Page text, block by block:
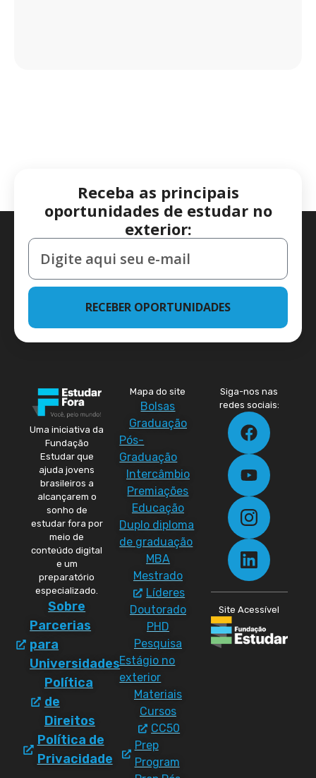
Receba as principais
oportunidades de estudar no
exterior:
RECEBER OPORTUNIDADES
Uma iniciativa da
Fundação
Estudar que
ajuda jovens
brasileiros a
alcançarem o
sonho de
estudar fora por
meio de
conteúdo digital
e um
preparatório
especializado.
Sobre
Parcerias
para
Universidades
Política
de
Direitos
Política de
Privacidade
Mapa do site
Bolsas
Graduação
Pós-
Graduação
Intercâmbio
Premiações
Educação
Duplo diploma
de graduação
MBA
Mestrado
Líderes
Doutorado
PHD
Pesquisa
Estágio no
exterior
Materiais
Cursos
CC50
Prep
Program
Siga-nos nas
redes sociais:
Site Acessível